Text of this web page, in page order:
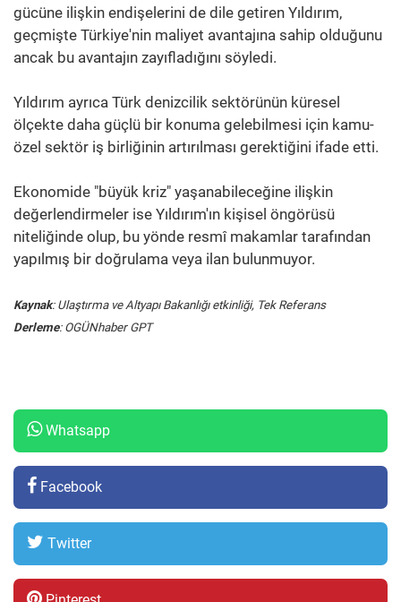
gücüne ilişkin endişelerini de dile getiren Yıldırım,
geçmişte Türkiye'nin maliyet avantajına sahip olduğunu
ancak bu avantajın zayıfladığını söyledi.
Yıldırım ayrıca Türk denizcilik sektörünün küresel
ölçekte daha güçlü bir konuma gelebilmesi için kamu-
özel sektör iş birliğinin artırılması gerektiğini ifade etti.
Ekonomide "büyük kriz" yaşanabileceğine ilişkin
değerlendirmeler ise Yıldırım'ın kişisel öngörüsü
niteliğinde olup, bu yönde resmî makamlar tarafından
yapılmış bir doğrulama veya ilan bulunmuyor.
Kaynak: Ulaştırma ve Altyapı Bakanlığı etkinliği, Tek Referans
Derleme: OGÜNhaber GPT
Whatsapp
Facebook
Twitter